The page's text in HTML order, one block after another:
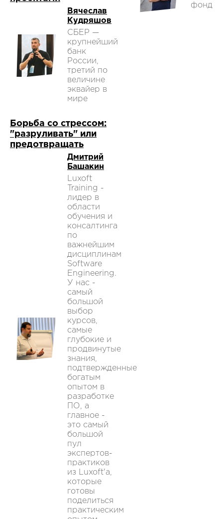
Вячеслав
Кудряшов
СБЕР —
крупнейший
банк
России,
третий по
величине
эквайер в
мире
фонд
Борьба со стрессом:
"разруливать" или
предотвращать
Дмитрий
Башакин
Luxoft
Training -
лидер в
области
обучения и
консалтинга
по
важнейшим
дисциплинам
Software
Engineering.
У нас -
самый
большой
выбор
курсов,
самые
глубокие и
продвинутые
знания,
подтвержденные
богатым
опытом в
разработке
ПО, а
главное -
это самый
большой
пул
экспертов-
практиков
из Luxoft'а,
которые
готовы
поделиться
практическим